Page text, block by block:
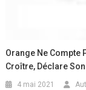
Orange Ne Compte
Croître, Déclare Son
4 mai 2021